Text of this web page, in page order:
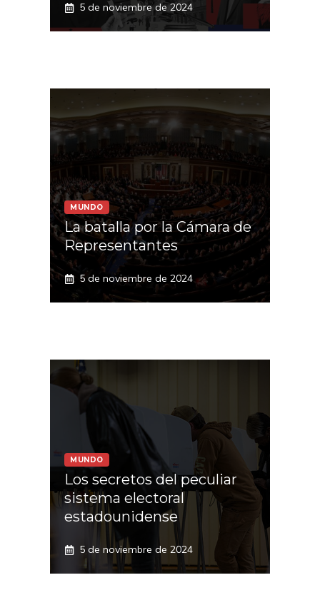
5 de noviembre de 2024
MUNDO
La batalla por la Cámara de
Representantes
5 de noviembre de 2024
MUNDO
Los secretos del peculiar
sistema electoral
estadounidense
5 de noviembre de 2024